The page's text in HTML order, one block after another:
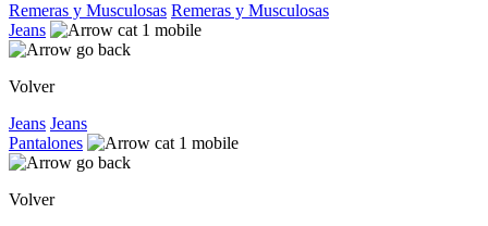
Remeras y Musculosas Remeras y Musculosas
Jeans
Volver
Jeans Jeans
Pantalones
Volver